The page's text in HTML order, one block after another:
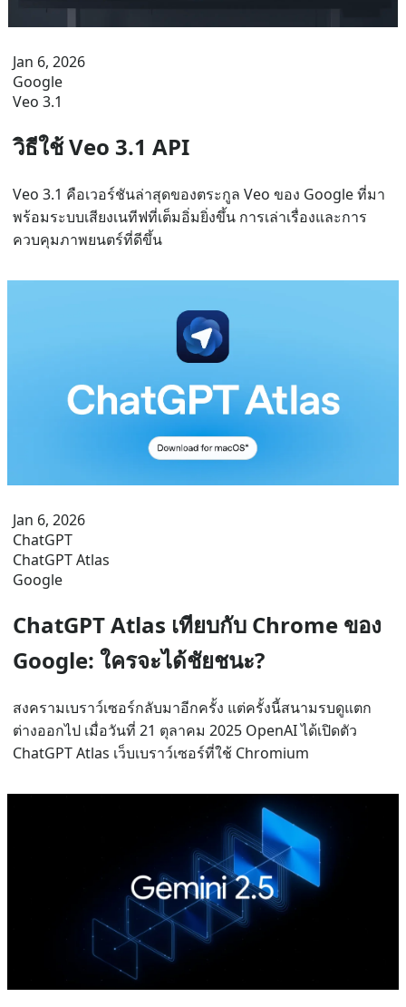
Jan 6, 2026
Google
Veo 3.1
วิธีใช้ Veo 3.1 API
Veo 3.1 คือเวอร์ชันล่าสุดของตระกูล Veo ของ Google ที่มา
พร้อมระบบเสียงเนทีฟที่เต็มอิ่มยิ่งขึ้น การเล่าเรื่องและการ
ควบคุมภาพยนตร์ที่ดีขึ้น
Jan 6, 2026
ChatGPT
ChatGPT Atlas
Google
ChatGPT Atlas เทียบกับ Chrome ของ
Google: ใครจะได้ชัยชนะ?
สงครามเบราว์เซอร์กลับมาอีกครั้ง แต่ครั้งนี้สนามรบดูแตก
ต่างออกไป เมื่อวันที่ 21 ตุลาคม 2025 OpenAI ได้เปิดตัว
ChatGPT Atlas เว็บเบราว์เซอร์ที่ใช้ Chromium